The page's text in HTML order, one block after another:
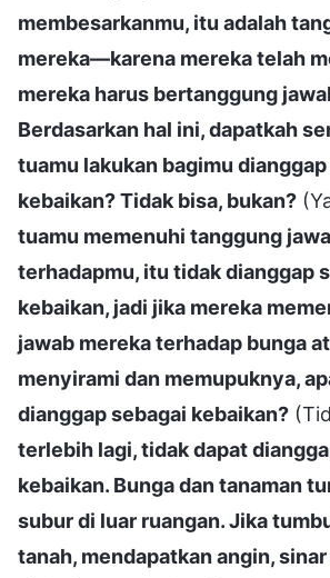
membesarkanmu, itu adalah
mereka—karena mereka telah
mereka harus bertanggung
Berdasarkan hal ini, dapatkah
tuamu lakukan bagimu
kebaikan? Tidak bisa, bukan?
tuamu memenuhi tanggung
terhadapmu, itu tidak dianggap
kebaikan, jadi jika mereka
jawab mereka terhadap bunga
menyirami dan memupuknya,
dianggap sebagai kebaikan?
terlebih lagi, tidak dapat
kebaikan. Bunga dan tanaman
subur di luar ruangan. Jika
tanah, mendapatkan angin,